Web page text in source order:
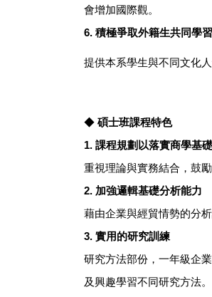
會增加國際觀。
6. 積極爭取外籍生共同學
提供本系學生與不同文化
◆ 碩士班課程特色
1. 課程規劃以落實商學基
重視理論與實務結合，鼓
2. 加強邏輯基礎分析能力
藉由企業與經貿情勢的分
3. 實用的研究訓練
研究方法部份，一年級企
及興趣學習不同研究方法。